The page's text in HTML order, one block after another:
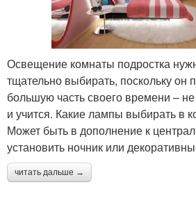
Освещение комнаты подростка
тщательно выбирать, поскольку он
большую часть своего времени –
и учится. Какие лампы выбирать в
Может быть в дополнение к
установить ночник или
читать дальше →